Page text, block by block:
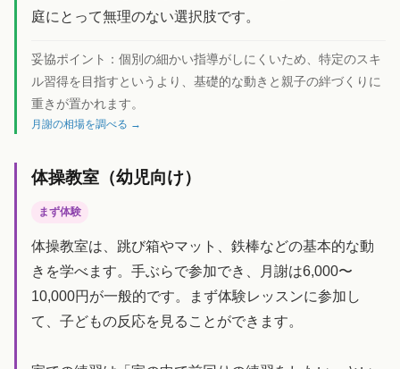
庭にとって無理のない選択肢です。
妥協ポイント： 個別の細かい指導がしにくいため、特定のスキ
ル習得を目指すというより、基礎的な動きと親子の絆づくりに
重きが置かれます。
月謝の相場を調べる →
体操教室（幼児向け）
まず体験
体操教室は、跳び箱やマット、鉄棒などの基本的な動
きを学べます。手ぶらで参加でき、月謝は6,000〜
10,000円が一般的です。まず体験レッスンに参加し
て、子どもの反応を見ることができます。